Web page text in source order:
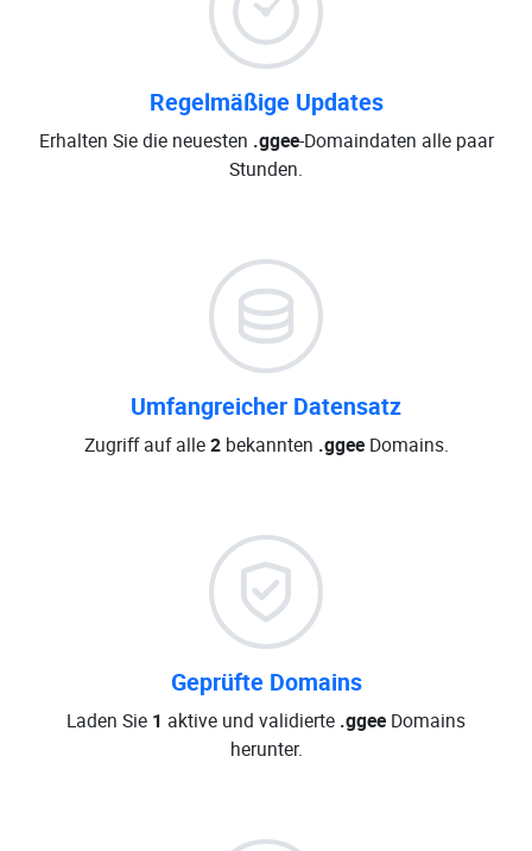
Regelmäßige Updates
Erhalten Sie die neuesten .ggee-Domaindaten alle paar
Stunden.
Umfangreicher Datensatz
Zugriff auf alle2bekannten .ggeeDomains.
Geprüfte Domains
Laden Sie 1 aktive und validierte .ggee Domains
herunter.